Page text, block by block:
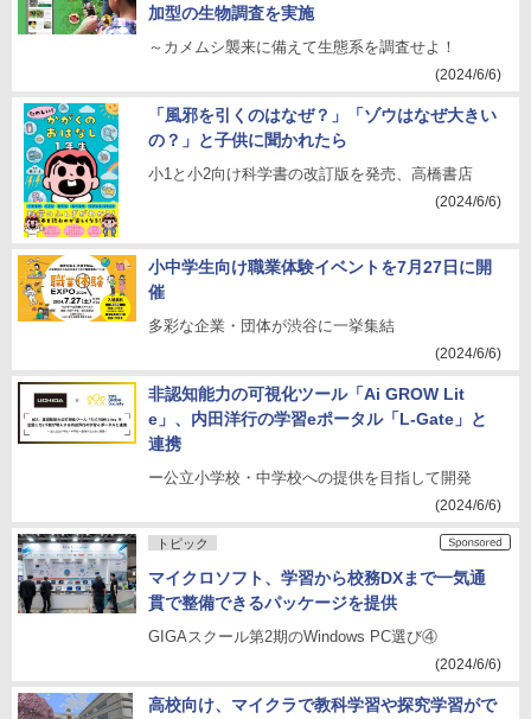
加型の生物調査を実施
～カメムシ襲来に備えて生態系を調査せよ！
(2024/6/6)
「風邪を引くのはなぜ？」「ゾウはなぜ大きい
の？」と子供に聞かれたら
小1と小2向け科学書の改訂版を発売、高橋書店
(2024/6/6)
小中学生向け職業体験イベントを7月27日に開
催
多彩な企業・団体が渋谷に一挙集結
(2024/6/6)
非認知能力の可視化ツール「Ai GROW Lit
e」、内田洋行の学習eポータル「L-Gate」と
連携
ー公立小学校・中学校への提供を目指して開発
(2024/6/6)
トピック
マイクロソフト、学習から校務DXまで一気通
貫で整備できるパッケージを提供
GIGAスクール第2期のWindows PC選び④
(2024/6/6)
高校向け、マイクラで教科学習や探究学習がで